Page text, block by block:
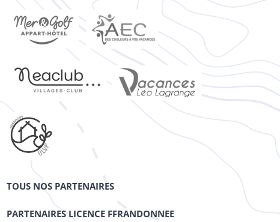
TOUS NOS PARTENAIRES
PARTENAIRES LICENCE FFRANDONNEE